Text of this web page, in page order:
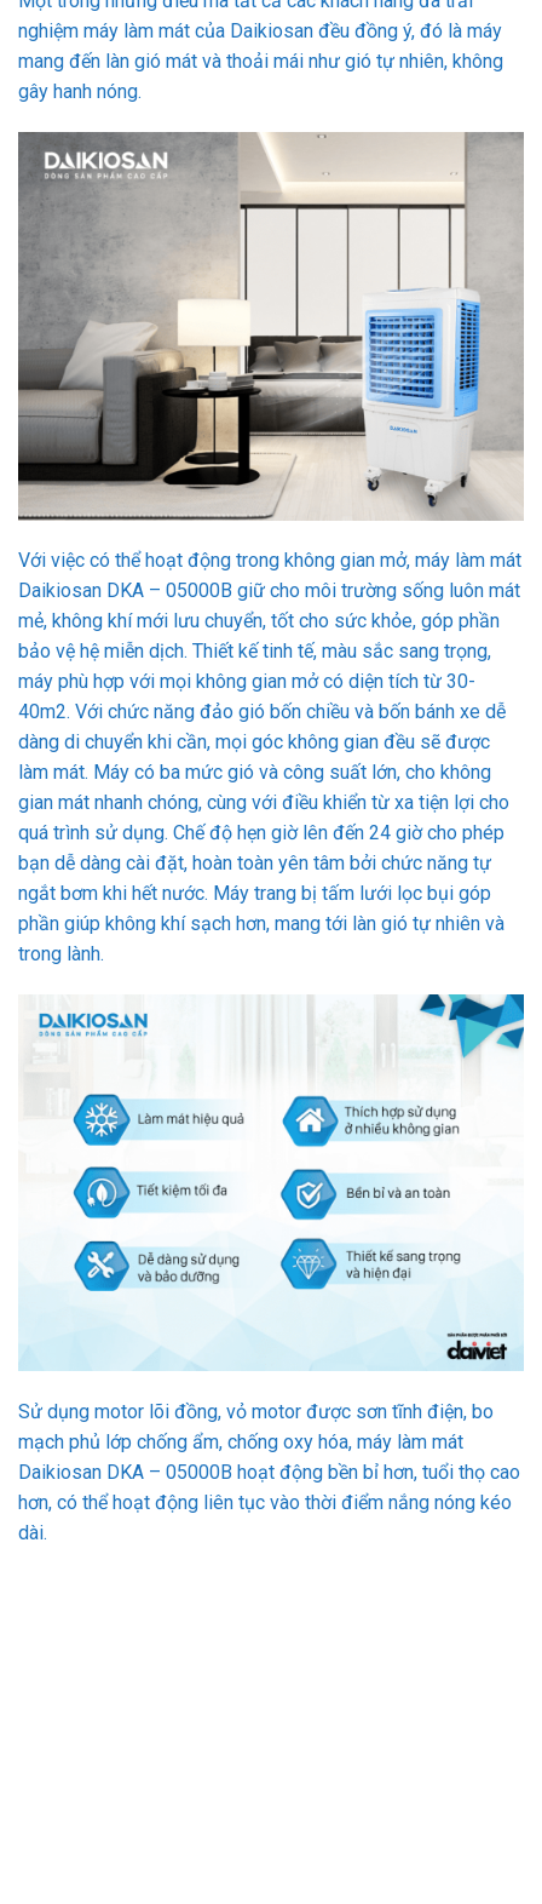
nghiệm máy làm mát của Daikiosan đều đồng ý, đó là máy
mang đến làn gió mát và thoải mái như gió tự nhiên, không
gây hanh nóng.
Với việc có thể hoạt động trong không gian mở, máy làm mát
Daikiosan DKA – 05000B giữ cho môi trường sống luôn mát
mẻ, không khí mới lưu chuyển, tốt cho sức khỏe, góp phần
bảo vệ hệ miễn dịch. Thiết kế tinh tế, màu sắc sang trọng,
máy phù hợp với mọi không gian mở có diện tích từ 30-
40m2. Với chức năng đảo gió bốn chiều và bốn bánh xe dễ
dàng di chuyển khi cần, mọi góc không gian đều sẽ được
làm mát. Máy có ba mức gió và công suất lớn, cho không
gian mát nhanh chóng, cùng với điều khiển từ xa tiện lợi cho
quá trình sử dụng. Chế độ hẹn giờ lên đến 24 giờ cho phép
bạn dễ dàng cài đặt, hoàn toàn yên tâm bởi chức năng tự
ngắt bơm khi hết nước. Máy trang bị tấm lưới lọc bụi góp
phần giúp không khí sạch hơn, mang tới làn gió tự nhiên và
trong lành.
Sử dụng motor lõi đồng, vỏ motor được sơn tĩnh điện, bo
mạch phủ lớp chống ẩm, chống oxy hóa, máy làm mát
Daikiosan DKA – 05000B hoạt động bền bỉ hơn, tuổi thọ cao
hơn, có thể hoạt động liên tục vào thời điểm nắng nóng kéo
dài.